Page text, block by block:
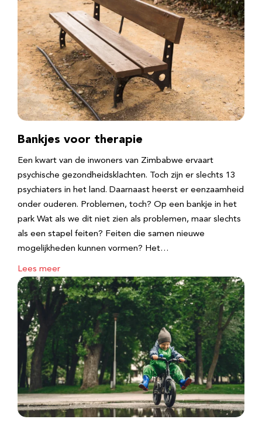
Bankjes voor therapie
Een kwart van de inwoners van Zimbabwe ervaart
psychische gezondheidsklachten. Toch zijn er slechts 13
psychiaters in het land. Daarnaast heerst er eenzaamheid
onder ouderen. Problemen, toch? Op een bankje in het
park Wat als we dit niet zien als problemen, maar slechts
als een stapel feiten? Feiten die samen nieuwe
mogelijkheden kunnen vormen? Het…
Lees meer